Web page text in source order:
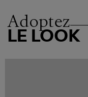
Adoptez
LE LOOK